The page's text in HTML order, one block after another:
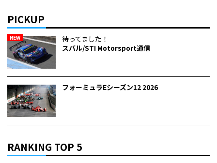
PICKUP
NEW
待ってました！
スバル/STI Motorsport通信
フォーミュラEシーズン12 2026
RANKING TOP 5